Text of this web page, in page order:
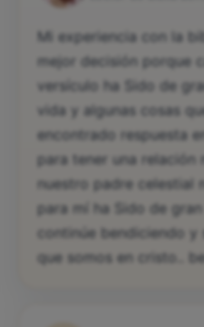
Mi experiencia con la
mejor decisión porque
versículo ha Sido de
vida y algunas cosas
encontrado respuesta
para tener una relación
nuestro padre celestial
para mí ha Sido de
continúe bendiciendo
que somos en cristo..